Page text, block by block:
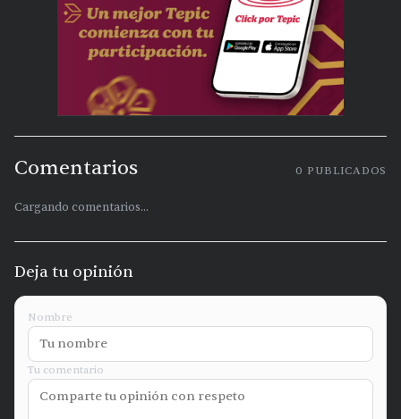
Comentarios 0 PUBLICADOS
Cargando comentarios...
Deja tu opinión
Nombre
Tu comentario